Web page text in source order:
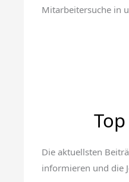
Mitarbeitersuche in
Die aktuellsten
informieren und die